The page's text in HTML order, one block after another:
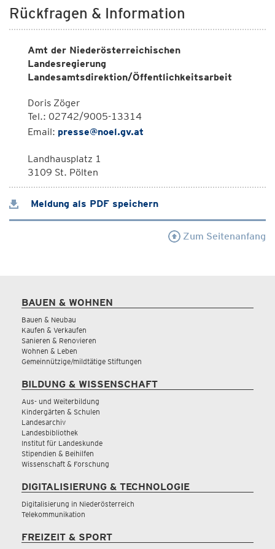
Rückfragen & Information
Amt der Niederösterreichischen
Landesregierung
Landesamtsdirektion/Öffentlichkeitsarbeit
Doris Zöger
Tel.: 02742/9005-13314
Email: presse@noel.gv.at
Landhausplatz 1
3109 St. Pölten
Meldung als PDF speichern
Zum Seitenanfang
BAUEN & WOHNEN
Bauen & Neubau
Kaufen & Verkaufen
Sanieren & Renovieren
Wohnen & Leben
Gemeinnützige/mildtätige Stiftungen
BILDUNG & WISSENSCHAFT
Aus- und Weiterbildung
Kindergärten & Schulen
Landesarchiv
Landesbibliothek
Institut für Landeskunde
Stipendien & Beihilfen
Wissenschaft & Forschung
DIGITALISIERUNG & TECHNOLOGIE
Digitalisierung in Niederösterreich
Telekommunikation
FREIZEIT & SPORT